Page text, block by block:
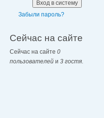
Забыли пароль?
Сейчас на сайте
Сейчас на сайте 0
пользователей и 3 гостя